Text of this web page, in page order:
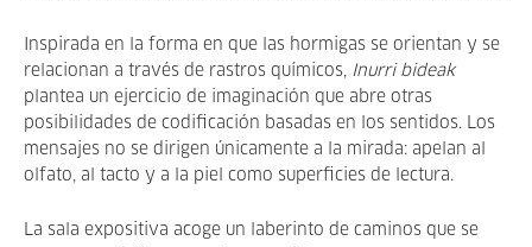
Inspirada en la forma en que las hormigas se orientan y se
relacionan a través de rastros químicos, Inurri bideak
plantea un ejercicio de imaginación que abre otras
posibilidades de codificación basadas en los sentidos. Los
mensajes no se dirigen únicamente a la mirada: apelan al
olfato, al tacto y a la piel como superficies de lectura.
La sala expositiva acoge un laberinto de caminos que se